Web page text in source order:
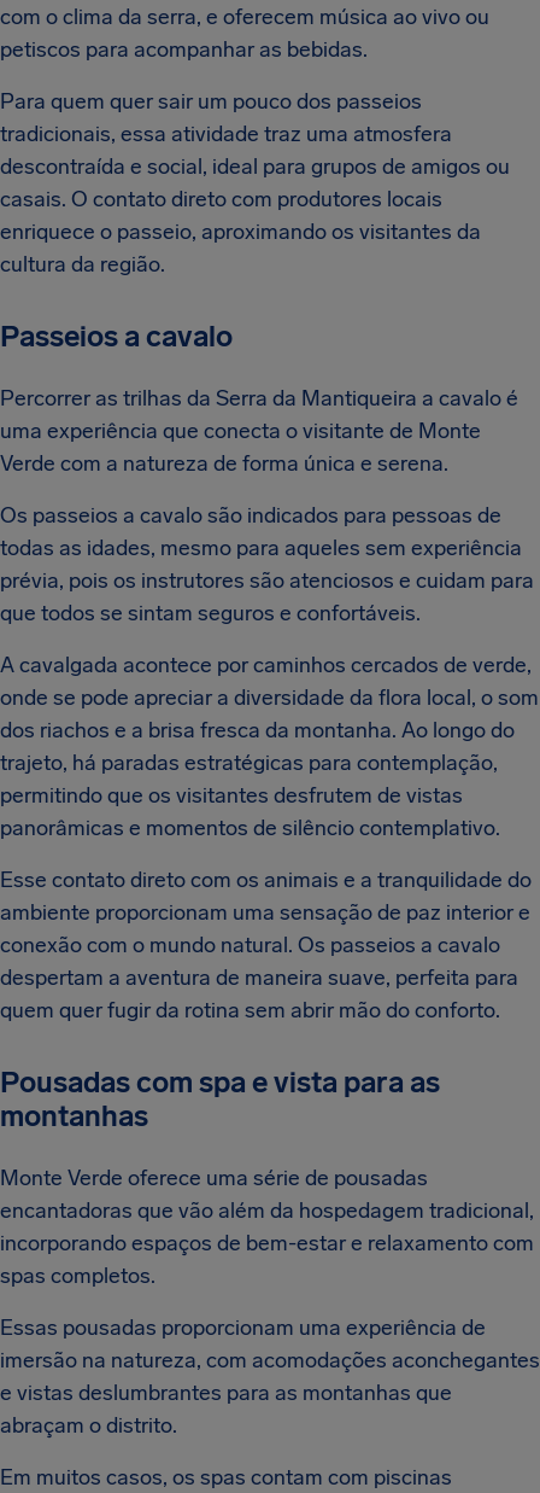
com o clima da serra, e oferecem música ao vivo ou
petiscos para acompanhar as bebidas.
Para quem quer sair um pouco dos passeios
tradicionais, essa atividade traz uma atmosfera
descontraída e social, ideal para grupos de amigos ou
casais. O contato direto com produtores locais
enriquece o passeio, aproximando os visitantes da
cultura da região.
Passeios a cavalo
Percorrer as trilhas da Serra da Mantiqueira a cavalo é
uma experiência que conecta o visitante de Monte
Verde com a natureza de forma única e serena.
Os passeios a cavalo são indicados para pessoas de
todas as idades, mesmo para aqueles sem experiência
prévia, pois os instrutores são atenciosos e cuidam para
que todos se sintam seguros e confortáveis.
A cavalgada acontece por caminhos cercados de verde,
onde se pode apreciar a diversidade da flora local, o som
dos riachos e a brisa fresca da montanha. Ao longo do
trajeto, há paradas estratégicas para contemplação,
permitindo que os visitantes desfrutem de vistas
panorâmicas e momentos de silêncio contemplativo.
Esse contato direto com os animais e a tranquilidade do
ambiente proporcionam uma sensação de paz interior e
conexão com o mundo natural. Os passeios a cavalo
despertam a aventura de maneira suave, perfeita para
quem quer fugir da rotina sem abrir mão do conforto.
Pousadas com spa e vista para as
montanhas
Monte Verde oferece uma série de pousadas
encantadoras que vão além da hospedagem tradicional,
incorporando espaços de bem-estar e relaxamento com
spas completos.
Essas pousadas proporcionam uma experiência de
imersão na natureza, com acomodações aconchegantes
e vistas deslumbrantes para as montanhas que
abraçam o distrito.
Em muitos casos, os spas contam com piscinas